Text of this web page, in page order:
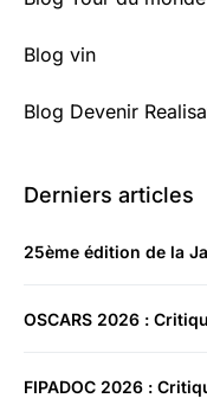
Blog vin
Blog Devenir
Derniers articles
25ème édition de la
OSCARS 2026 :
FIPADOC 2026 :